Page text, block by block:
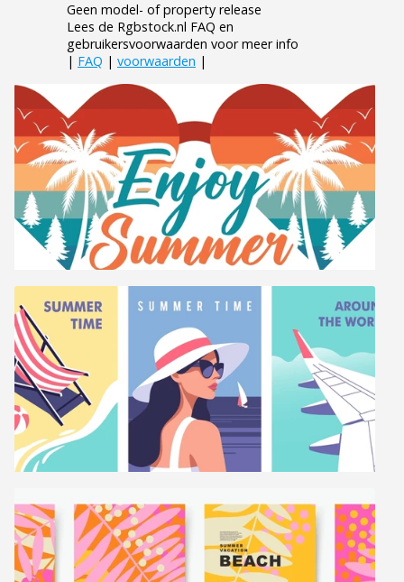
Geen model- of property release
Lees de Rgbstock.nl FAQ en
gebruikersvoorwaarden voor meer info
| FAQ | voorwaarden |